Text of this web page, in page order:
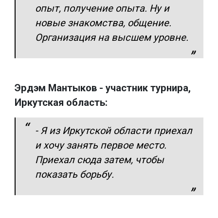
опыт, получение опыта. Ну и
новые знакомства, общение.
Организация на высшем уровне.
Эрдэм Мантыков - участник турнира,
Иркутская область:
- Я из Иркутской области приехал
и хочу занять первое место.
Приехал сюда затем, чтобы
показать борьбу.